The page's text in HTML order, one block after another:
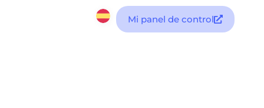
Mi panel de control